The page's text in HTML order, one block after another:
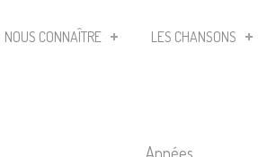
NOUS CONNAÎTRE LES CHANSONS
Années